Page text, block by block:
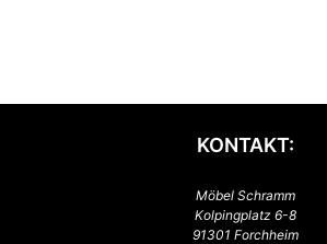
KONTAKT:
Möbel Schramm
Kolpingplatz 6-8
91301 Forchheim